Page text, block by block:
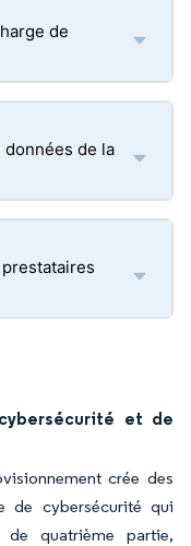
de
de la
et de
crée des
de cybersécurité qui
quatrième partie,